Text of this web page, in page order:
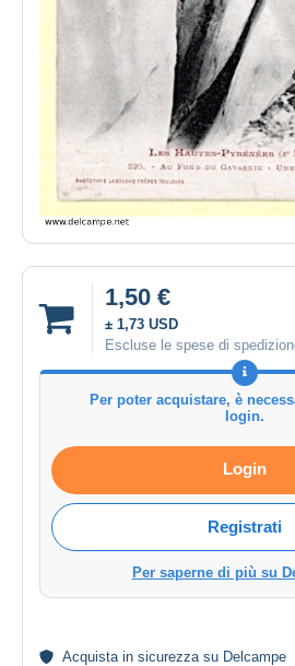
1,50 €
± 1,73 USD
Escluse le spese di
Per poter acquistare, è
login.
Login
Registrati
Per saperne di più su
Acquista in sicurezza su Delcampe